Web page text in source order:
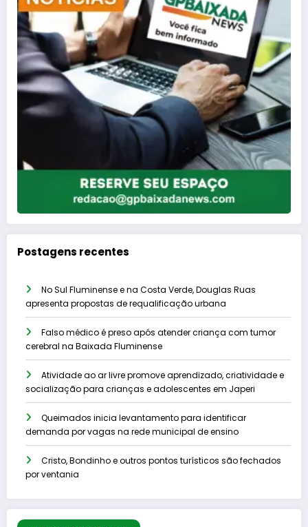
Postagens recentes
No Sul Fluminense e na Costa Verde, Douglas Ruas
apresenta propostas de requalificação urbana
Falso médico é preso após atender criança com tumor
cerebral na Baixada Fluminense
Atividade ao ar livre promove aprendizado, criatividade e
socialização para crianças e adolescentes em Japeri
Queimados inicia levantamento para identificar
demanda por vagas na rede municipal de ensino
Cristo, Bondinho e outros pontos turísticos são fechados
por ventania